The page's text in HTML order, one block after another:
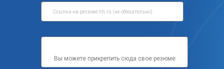
Вы можете прикрепить сюда свое резюме